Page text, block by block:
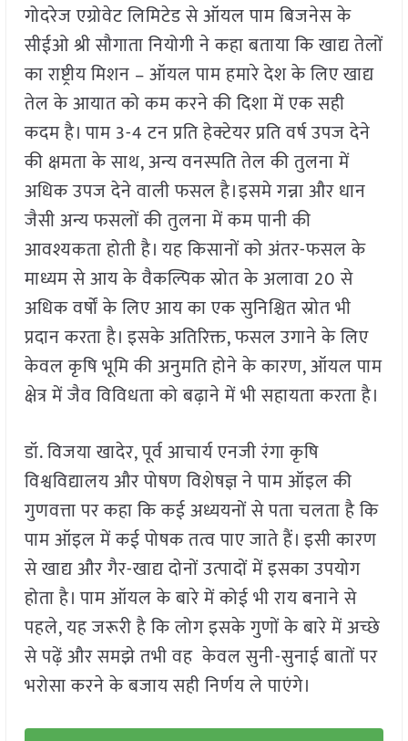
गोदरेज एग्रोवेट लिमिटेड से ऑयल पाम बिजनेस के
सीईओ श्री सौगाता नियोगी ने कहा बताया कि खाद्य तेलों
का राष्ट्रीय मिशन – ऑयल पाम हमारे देश के लिए खाद्य
तेल के आयात को कम करने की दिशा में एक सही
कदम है। पाम 3-4 टन प्रति हेक्टेयर प्रति वर्ष उपज देने
की क्षमता के साथ, अन्य वनस्पति तेल की तुलना में
अधिक उपज देने वाली फसल है।इसमे गन्ना और धान
जैसी अन्य फसलों की तुलना में कम पानी की
आवश्यकता होती है। यह किसानों को अंतर-फसल के
माध्यम से आय के वैकल्पिक स्रोत के अलावा 20 से
अधिक वर्षों के लिए आय का एक सुनिश्चित स्रोत भी
प्रदान करता है। इसके अतिरिक्त, फसल उगाने के लिए
केवल कृषि भूमि की अनुमति होने के कारण, ऑयल पाम
क्षेत्र में जैव विविधता को बढ़ाने में भी सहायता करता है।
डॉ. विजया खादेर, पूर्व आचार्य एनजी रंगा कृषि
विश्वविद्यालय और पोषण विशेषज्ञ ने पाम ऑइल की
गुणवत्ता पर कहा कि कई अध्ययनों से पता चलता है कि
पाम ऑइल में कई पोषक तत्व पाए जाते हैं। इसी कारण
से खाद्य और गैर-खाद्य दोनों उत्पादों में इसका उपयोग
होता है। पाम ऑयल के बारे में कोई भी राय बनाने से
पहले, यह जरूरी है कि लोग इसके गुणों के बारे में अच्छे
से पढ़ें और समझे तभी वह केवल सुनी-सुनाई बातों पर
भरोसा करने के बजाय सही निर्णय ले पाएंगे।